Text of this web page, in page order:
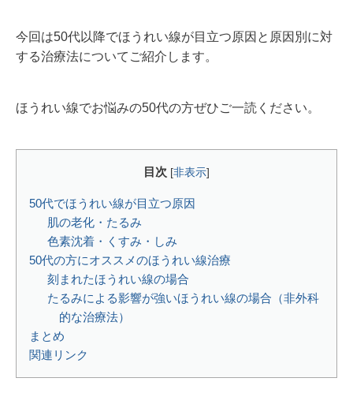
今回は50代以降でほうれい線が目立つ原因と原因別に対
する治療法についてご紹介します。
ほうれい線でお悩みの50代の方ぜひご一読ください。
目次 [非表示]
50代でほうれい線が目立つ原因
肌の老化・たるみ
色素沈着・くすみ・しみ
50代の方にオススメのほうれい線治療
刻まれたほうれい線の場合
たるみによる影響が強いほうれい線の場合（非外科
的な治療法）
まとめ
関連リンク